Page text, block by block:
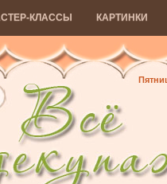
КЛАССЫ КАРТИНКИ